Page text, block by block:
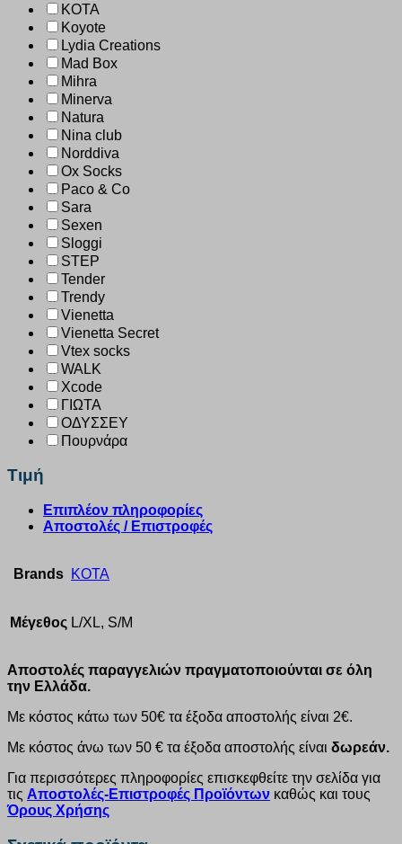
KOTA
Koyote
Lydia Creations
Mad Box
Mihra
Minerva
Natura
Nina club
Norddiva
Ox Socks
Paco & Co
Sara
Sexen
Sloggi
STEP
Tender
Trendy
Vienetta
Vienetta Secret
Vtex socks
WALK
Xcode
ΓΙΩΤΑ
ΟΔΥΣΣΕΥ
Πουρνάρα
Τιμή
Επιπλέον πληροφορίες
Αποστολές / Επιστροφές
Brands KOTA
Μέγεθος L/XL, S/M
Αποστολές παραγγελιών πραγματοποιούνται σε όλη
την Ελλάδα.
Με κόστος κάτω των 50€ τα έξοδα αποστολής είναι 2€.
Με κόστος άνω των 50 € τα έξοδα αποστολής είναι δωρεάν.
Για περισσότερες πληροφορίες επισκεφθείτε την σελίδα για
τις Αποστολές-Επιστροφές Προϊόντων καθώς και τους
Όρους Χρήσης